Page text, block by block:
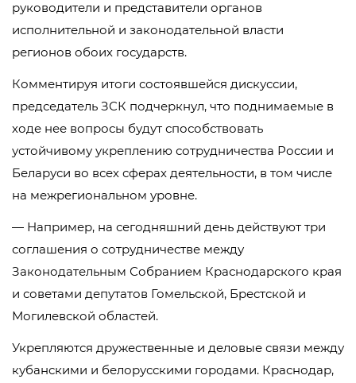
руководители и представители органов
исполнительной и законодательной власти
регионов обоих государств.
Комментируя итоги состоявшейся дискуссии,
председатель ЗСК подчеркнул, что поднимаемые в
ходе нее вопросы будут способствовать
устойчивому укреплению сотрудничества России и
Беларуси во всех сферах деятельности, в том числе
на межрегиональном уровне.
— Например, на сегодняшний день действуют три
соглашения о сотрудничестве между
Законодательным Собранием Краснодарского края
и советами депутатов Гомельской, Брестской и
Могилевской областей.
Укрепляются дружественные и деловые связи между
кубанскими и белорусскими городами. Краснодар,